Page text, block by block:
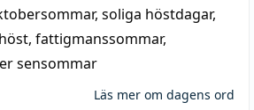
, soliga höstdagar,
, fattigmanssommar,
sensommar
Läs mer om dagens ord